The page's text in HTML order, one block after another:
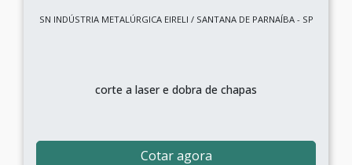
SN INDÚSTRIA METALÚRGICA EIRELI / SANTANA DE PARNAÍBA - SP
corte a laser e dobra de chapas
Cotar agora